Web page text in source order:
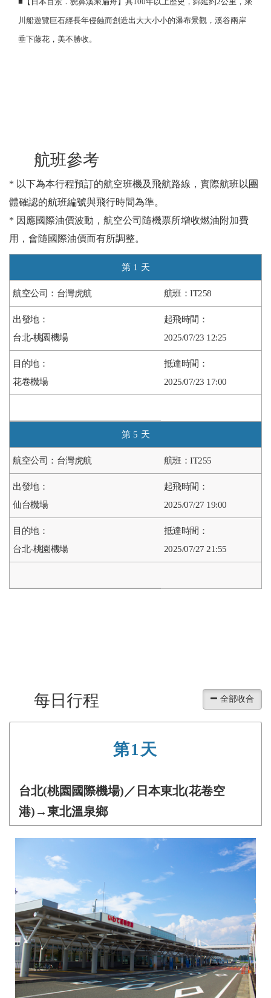
川船遊覽巨石經長年侵蝕而創造出大大小小的瀑布景觀，溪谷兩岸
垂下藤花，美不勝收。
航班參考
* 以下為本行程預訂的航空班機及飛航路線，實際航班以團
體確認的航班編號與飛行時間為準。
* 因應國際油價波動，航空公司隨機票所增收燃油附加費
用，會隨國際油價而有所調整。
1
台灣虎航 IT258
台北-桃園機場 2025/07/23 12:25
花卷機場 2025/07/23 17:00
5
台灣虎航 IT255
仙台機場 2025/07/27 19:00
台北-桃園機場 2025/07/27 21:55
每日行程
第1天
台北(桃園國際機場)／日本東北(花卷空
港)→東北溫泉鄉